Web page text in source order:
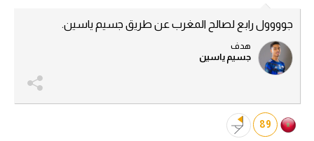
جوووول رابع لصالح المغرب عن طريق جسيم ياسين.
هدف
جسيم ياسين
89